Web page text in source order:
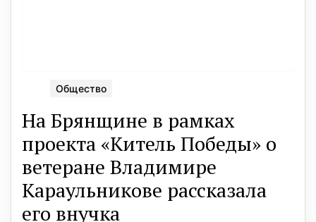
Общество
На Брянщине в рамках
проекта «Китель Победы» о
ветеране Владимире
Караульникове рассказала
его внучка